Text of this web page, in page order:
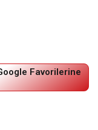
Favorilerine